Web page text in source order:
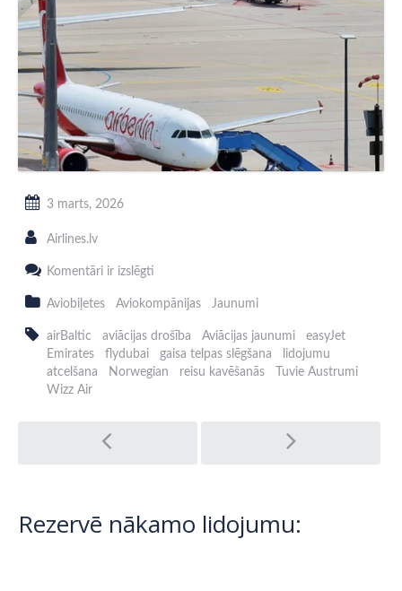
3 marts, 2026
Airlines.lv
Komentāri ir izslēgti
notikumi
aviācijā
Aviobiļetes Aviokompānijas Jaunumi
airBaltic aviācijas drošība Aviācijas jaunumi
easyJet
Emirates
flydubai gaisa telpas slēgšana
lidojumu
atcelšana
Norwegian reisu kavēšanās
Tuvie Austrumi
Wizz Air
Post
navigation
Rezervē nākamo lidojumu: